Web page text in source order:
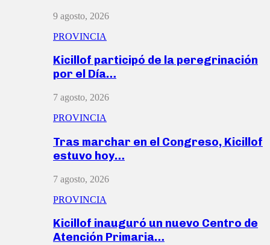
9 agosto, 2026
PROVINCIA
Kicillof participó de la peregrinación
por el Día…
7 agosto, 2026
PROVINCIA
Tras marchar en el Congreso, Kicillof
estuvo hoy…
7 agosto, 2026
PROVINCIA
Kicillof inauguró un nuevo Centro de
Atención Primaria…